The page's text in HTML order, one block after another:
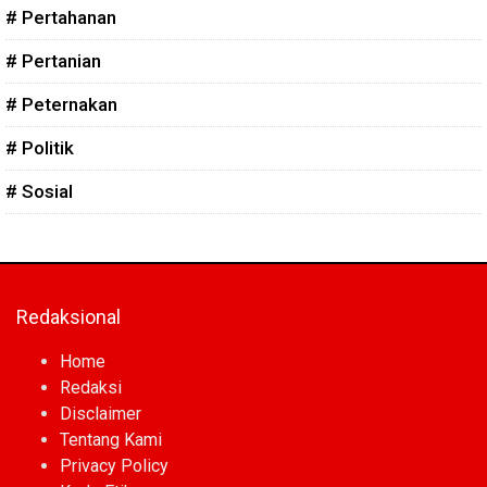
# Pertahanan
# Pertanian
# Peternakan
# Politik
# Sosial
Redaksional
Home
Redaksi
Disclaimer
Tentang Kami
Privacy Policy